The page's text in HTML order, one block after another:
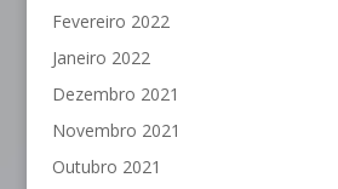
Fevereiro 2022
Janeiro 2022
Dezembro 2021
Novembro 2021
Outubro 2021